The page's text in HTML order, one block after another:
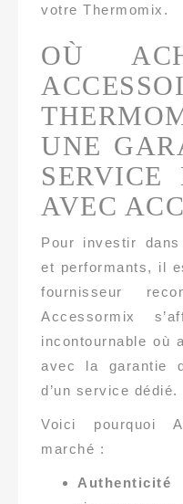
votre Thermomix.
OÙ
UNE
SERVICE
AVEC
Pour investir
et performants, il
fournisseur
Accessormix
incontournable où
avec la garantie
d’un service dédié.
Voici pourquoi
marché :